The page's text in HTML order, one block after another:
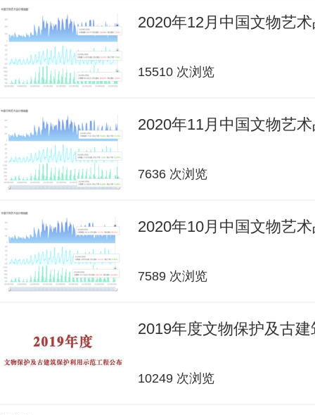
2020年12月中国文物艺
15510 次浏览
2020年11月中国文物艺
7636 次浏览
2020年10月中国文物艺
7589 次浏览
2019年度文物保护及古
10249 次浏览